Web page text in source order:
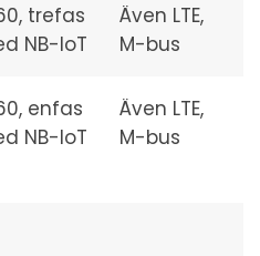
trefas
NB-IoT
Även LTE,
M-bus
enfas
NB-IoT
Även LTE,
M-bus